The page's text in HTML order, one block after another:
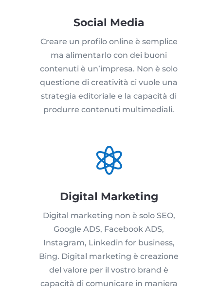
Social Media
Creare un profilo online è semplice
ma alimentarlo con dei buoni
contenuti è un’impresa. Non è solo
questione di creatività ci vuole una
strategia editoriale e la capacità di
produrre contenuti multimediali.

Digital Marketing
Digital marketing non è solo SEO,
Google ADS, Facebook ADS,
Instagram, Linkedin for business,
Bing. Digital marketing è creazione
del valore per il vostro brand è
capacità di comunicare in maniera